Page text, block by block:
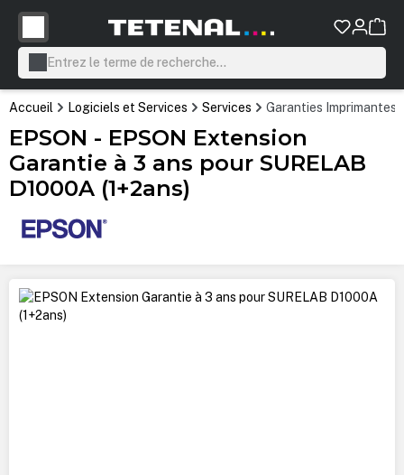
principal
Accueil Logiciels et Services Services Garanties Imprimantes
EPSON - EPSON Extension
Garantie à 3 ans pour SURELAB
D1000A (1+2ans)
Ignorer la galerie d'images